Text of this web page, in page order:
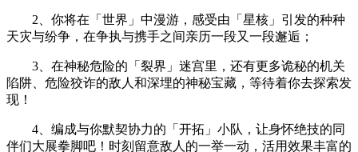
2、你将在「世界」中漫游，感受由「星核」引发的种种
天灾与纷争，在争执与携手之间亲历一段又一段邂逅；
3、在神秘危险的「裂界」迷宫里，还有更多诡秘的机关
陷阱、危险狡诈的敌人和深埋的神秘宝藏，等待着你去探索发
现！
4、编成与你默契协力的「开拓」小队，让身怀绝技的同
伴们大展拳脚吧！时刻留意敌人的一举一动，活用效果丰富的